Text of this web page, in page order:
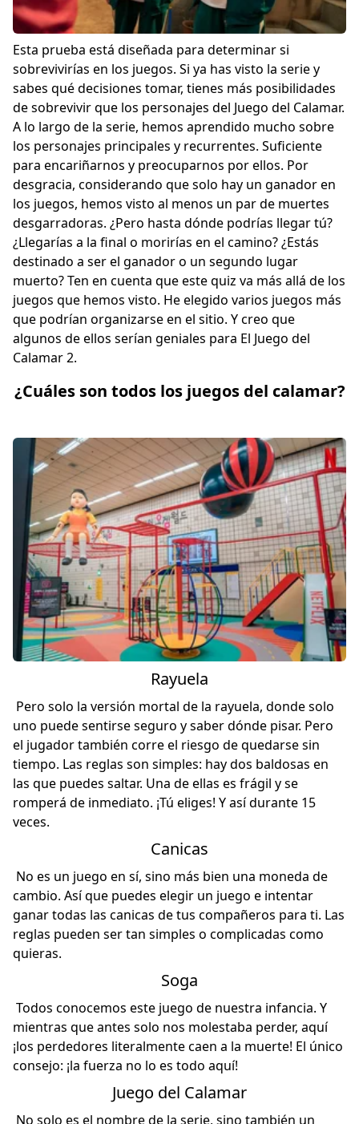
Esta prueba está diseñada para determinar si
sobrevivirías en los juegos. Si ya has visto la serie y
sabes qué decisiones tomar, tienes más posibilidades
de sobrevivir que los personajes del Juego del Calamar.
A lo largo de la serie, hemos aprendido mucho sobre
los personajes principales y recurrentes. Suficiente
para encariñarnos y preocuparnos por ellos. Por
desgracia, considerando que solo hay un ganador en
los juegos, hemos visto al menos un par de muertes
desgarradoras. ¿Pero hasta dónde podrías llegar tú?
¿Llegarías a la final o morirías en el camino? ¿Estás
destinado a ser el ganador o un segundo lugar
muerto? Ten en cuenta que este quiz va más allá de los
juegos que hemos visto. He elegido varios juegos más
que podrían organizarse en el sitio. Y creo que
algunos de ellos serían geniales para El Juego del
Calamar 2.
¿Cuáles son todos los juegos del calamar?
Rayuela
Pero solo la versión mortal de la rayuela, donde solo
uno puede sentirse seguro y saber dónde pisar. Pero
el jugador también corre el riesgo de quedarse sin
tiempo. Las reglas son simples: hay dos baldosas en
las que puedes saltar. Una de ellas es frágil y se
romperá de inmediato. ¡Tú eliges! Y así durante 15
veces.
Canicas
No es un juego en sí, sino más bien una moneda de
cambio. Así que puedes elegir un juego e intentar
ganar todas las canicas de tus compañeros para ti. Las
reglas pueden ser tan simples o complicadas como
quieras.
Soga
Todos conocemos este juego de nuestra infancia. Y
mientras que antes solo nos molestaba perder, aquí
¡los perdedores literalmente caen a la muerte! El único
consejo: ¡la fuerza no lo es todo aquí!
Juego del Calamar
No solo es el nombre de la serie, sino también un